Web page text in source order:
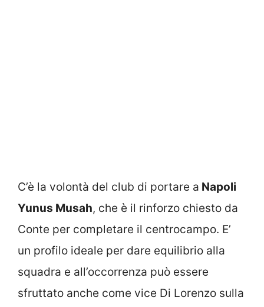
C’è la volontà del club di portare a Napoli
Yunus Musah, che è il rinforzo chiesto da
Conte per completare il centrocampo. E’
un profilo ideale per dare equilibrio alla
squadra e all’occorrenza può essere
sfruttato anche come vice Di Lorenzo sulla